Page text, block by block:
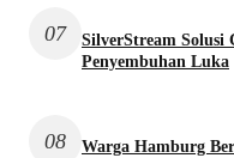
07
SilverStream Solusi
Penyembuhan Luka
08
Warga Hamburg